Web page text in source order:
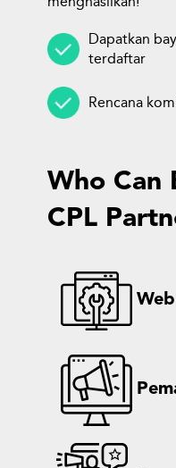
Dapatkan
terdaftar
Rencana
Who Can
CPL